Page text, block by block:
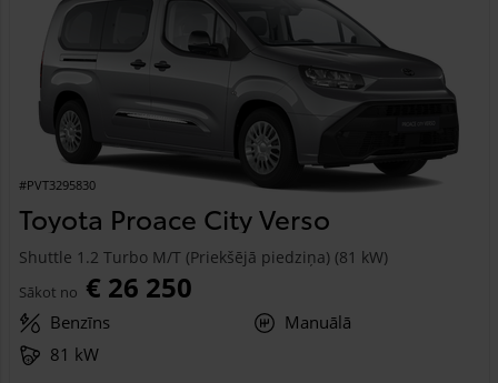
#PVT3295830
Toyota Proace City Verso
Shuttle 1.2 Turbo M/T (Priekšējā piedziņa) (81 kW)
Sākot no € 26 250
Benzīns
Manuālā
81 kW